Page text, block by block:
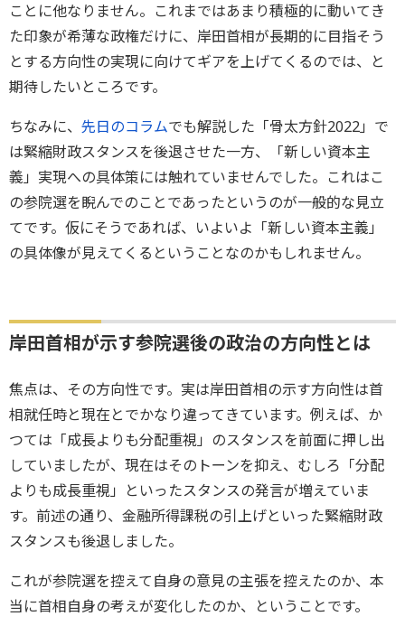
ことに他なりません。これまではあまり積極的に動いてき
た印象が希薄な政権だけに、岸田首相が長期的に目指そう
とする方向性の実現に向けてギアを上げてくるのでは、と
期待したいところです。
ちなみに、 先日のコラムでも解説した「骨太方針2022」で
は緊縮財政スタンスを後退させた一方、「新しい資本主
義」実現への具体策には触れていませんでした。これはこ
の参院選を睨んでのことであったというのが一般的な見立
てです。仮にそうであれば、いよいよ「新しい資本主義」
の具体像が見えてくるということなのかもしれません。
岸田首相が示す参院選後の政治の方向性とは
焦点は、その方向性です。実は岸田首相の示す方向性は首
相就任時と現在とでかなり違ってきています。例えば、か
つては「成長よりも分配重視」のスタンスを前面に押し出
していましたが、現在はそのトーンを抑え、むしろ「分配
よりも成長重視」といったスタンスの発言が増えていま
す。前述の通り、金融所得課税の引上げといった緊縮財政
スタンスも後退しました。
これが参院選を控えて自身の意見の主張を控えたのか、本
当に首相自身の考えが変化したのか、ということです。